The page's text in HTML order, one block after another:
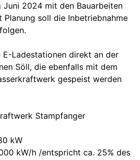
Juni 2024 mit den Bauarbeiten
Planung soll die Inbetriebnahme
E-Ladestationen direkt an der
Söll, die ebenfalls mit dem
gespeist werden
Stampfanger
kW
kW/h /entspricht ca. 25% des